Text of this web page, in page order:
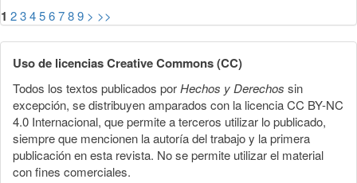
1 23456789 > >>
Uso de licencias Creative Commons (CC)
Todos los textos publicados porHechos y Derechos sin
excepción, se distribuyen amparados con la licencia CC BY-NC
4.0 Internacional, que permite a terceros utilizar lo publicado,
siempre que mencionen la autoría del trabajo y la primera
publicación en esta revista. No se permite utilizar el material
con fines comerciales.